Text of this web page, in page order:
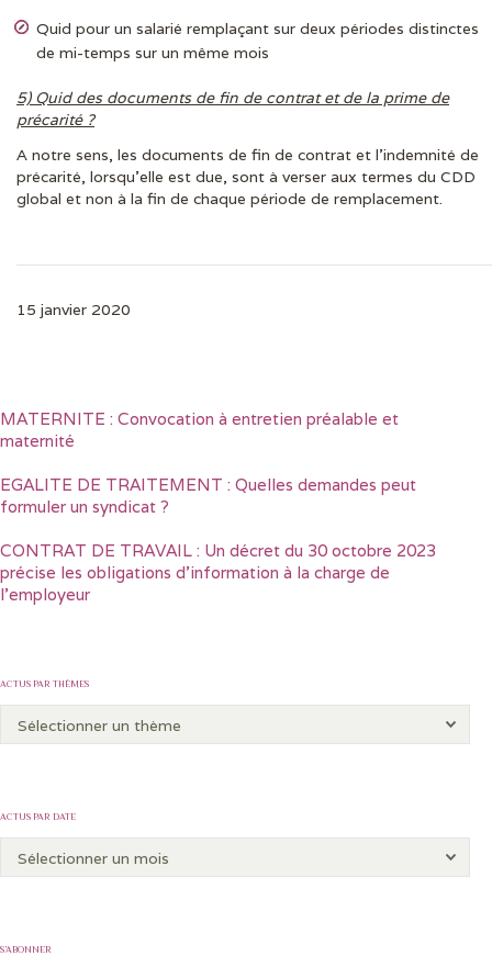
Quid pour un salarié remplaçant sur deux périodes distinctes
de mi-temps sur un même mois
5) Quid des documents de fin de contrat et de la prime de
précarité ?
A notre sens, les documents de fin de contrat et l’indemnité de
précarité, lorsqu’elle est due, sont à verser aux termes du CDD
global et non à la fin de chaque période de remplacement.
15 janvier 2020
MATERNITE : Convocation à entretien préalable et
maternité
EGALITE DE TRAITEMENT : Quelles demandes peut
formuler un syndicat ?
CONTRAT DE TRAVAIL : Un décret du 30 octobre 2023
précise les obligations d’information à la charge de
l’employeur
ACTUS PAR THÈMES
ACTUS PAR DATE
S’ABONNER